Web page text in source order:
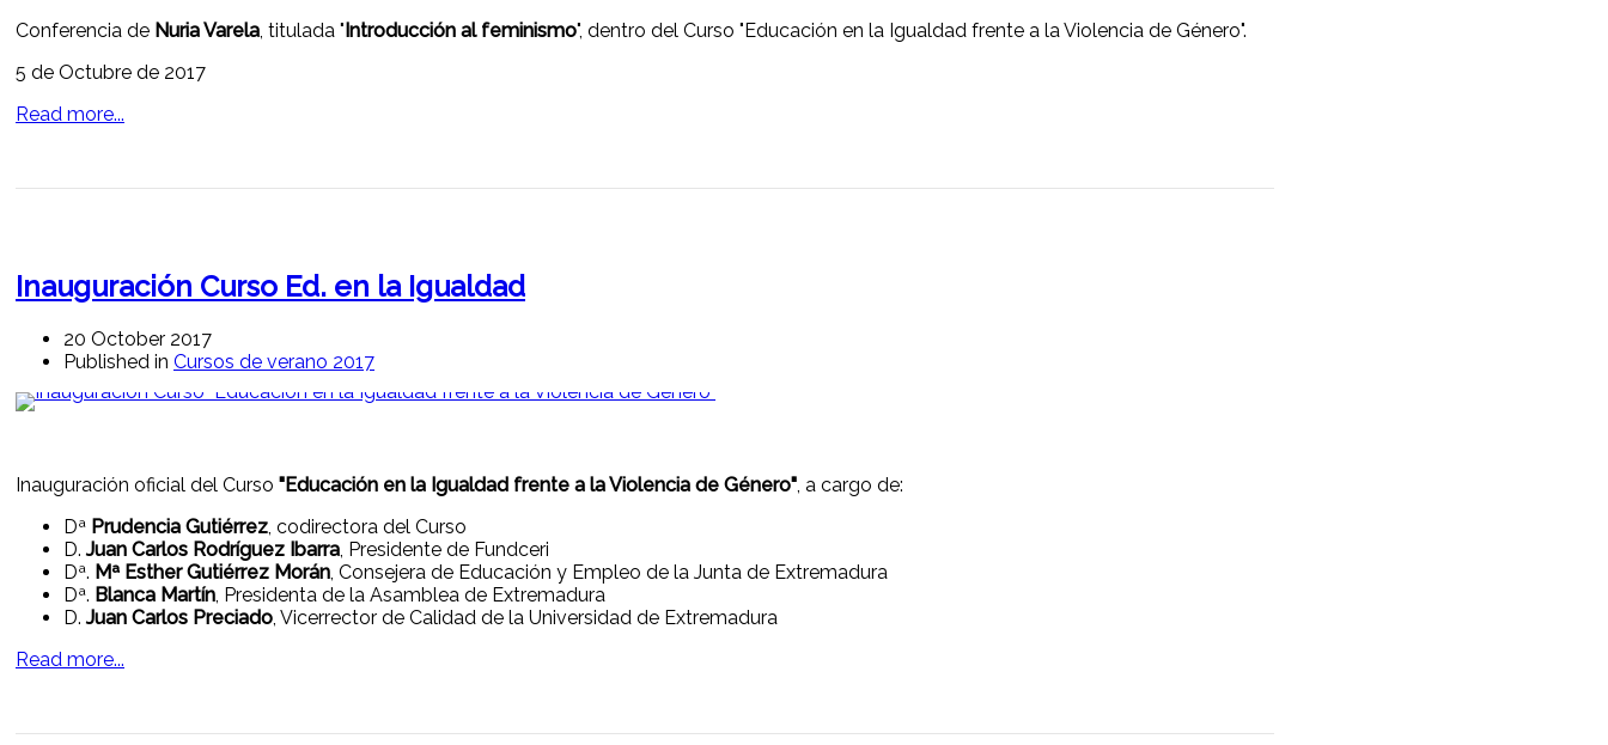
Conferencia de Nuria Varela, titulada " Introducción al feminismo", dentro del Curso "Educación en la Igualdad frente a la Violencia de Género".
5 de Octubre de 2017
Read more...
Inauguración Curso Ed. en la Igualdad
20 October 2017
Published in Cursos de verano 2017
Inauguración oficial del Curso "Educación en la Igualdad frente a la Violencia de Género", a cargo de:
Dª Prudencia Gutiérrez, codirectora del Curso
D.Juan Carlos Rodríguez Ibarra, Presidente de Fundceri
Dª. Mª Esther Gutiérrez Morán, Consejera de Educación y Empleo de la Junta de Extremadura
Dª. Blanca Martín, Presidenta de la Asamblea de Extremadura
D.Juan Carlos Preciado, Vicerrector de Calidad de la Universidad de Extremadura
Read more...